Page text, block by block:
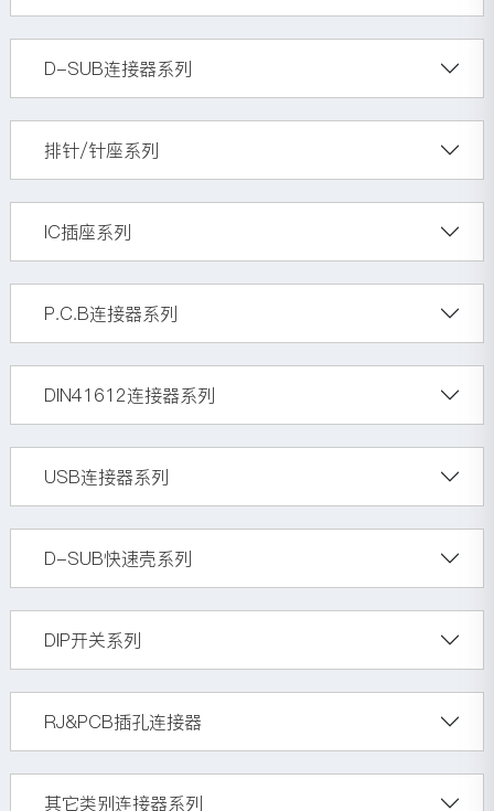
D-SUB连接器系列
排针/针座系列
IC插座系列
P.C.B连接器系列
DIN41612连接器系列
USB连接器系列
D-SUB快速壳系列
DIP开关系列
RJ&PCB插孔连接器
其它类别连接器系列